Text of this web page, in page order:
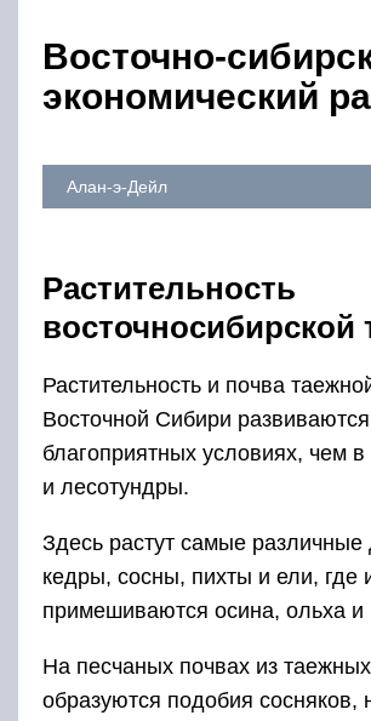
Восточно-
экономический
Алан-э-Дейл
Растительность
восточносибирской
Растительность и почва
Восточной Сибири
благоприятных условиях, чем
и лесотундры.
Здесь растут самые различные
кедры, сосны, пихты и ели, где
примешиваются осина, ольха и
На песчаных почвах из
образуются подобия сосняков,